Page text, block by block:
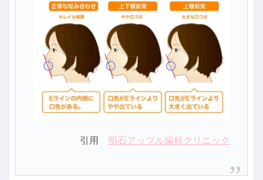
引用 明石アップル歯科クリニック